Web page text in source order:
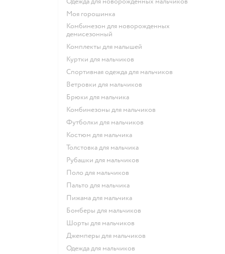
Моя горошинка
Комбинезон для новорожденных
демисезонный
Комплекты для малышей
Куртки для мальчиков
Спортивная одежда для мальчиков
Ветровки для мальчиков
Брюки для мальчика
Комбинезоны для мальчиков
Футболки для мальчиков
Костюм для мальчика
Толстовка для мальчика
Рубашки для мальчиков
Поло для мальчиков
Пальто для мальчика
Пижама для мальчика
Бомберы для мальчиков
Шорты для мальчиков
Джемперы для мальчиков
Одежда для мальчиков